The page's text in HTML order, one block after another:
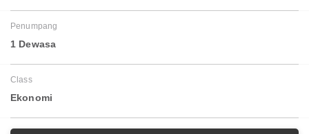
Penumpang
1 Dewasa
Class
Ekonomi